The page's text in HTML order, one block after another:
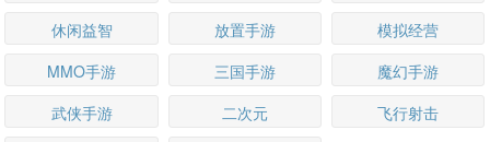
休闲益智
放置手游
模拟经营
MMO手游
三国手游
魔幻手游
武侠手游
二次元
飞行射击